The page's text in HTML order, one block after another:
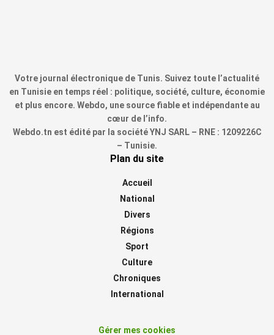
Votre journal électronique de Tunis. Suivez toute l’actualité
en Tunisie en temps réel : politique, société, culture, économie
et plus encore. Webdo, une source fiable et indépendante au
cœur de l’info.
Webdo.tn est édité par la société YNJ SARL – RNE : 1209226C
– Tunisie.
Plan du site
Accueil
National
Divers
Régions
Sport
Culture
Chroniques
International
Gérer mes cookies